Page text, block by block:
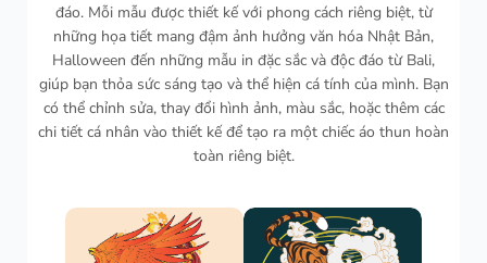
đáo. Mỗi mẫu được thiết kế với phong cách riêng biệt, từ
những họa tiết mang đậm ảnh hưởng văn hóa Nhật Bản,
Halloween đến những mẫu in đặc sắc và độc đáo từ Bali,
giúp bạn thỏa sức sáng tạo và thể hiện cá tính của mình. Bạn
có thể chỉnh sửa, thay đổi hình ảnh, màu sắc, hoặc thêm các
chi tiết cá nhân vào thiết kế để tạo ra một chiếc áo thun hoàn
toàn riêng biệt.